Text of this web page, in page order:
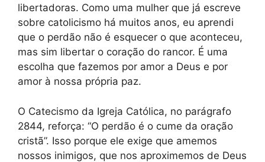
libertadoras. Como uma mulher que já escreve
sobre catolicismo há muitos anos, eu aprendi
que o perdão não é esquecer o que aconteceu,
mas sim libertar o coração do rancor. É uma
escolha que fazemos por amor a Deus e por
amor à nossa própria paz.
O Catecismo da Igreja Católica, no parágrafo
2844, reforça: “O perdão é o cume da oração
cristã”. Isso porque ele exige que amemos
nossos inimigos, que nos aproximemos de Deus